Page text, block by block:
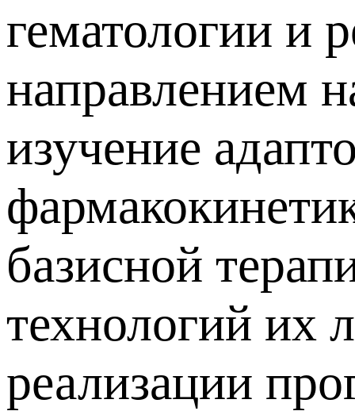
гематологии и
направлением
изучение
базисной
технологий их
реализации